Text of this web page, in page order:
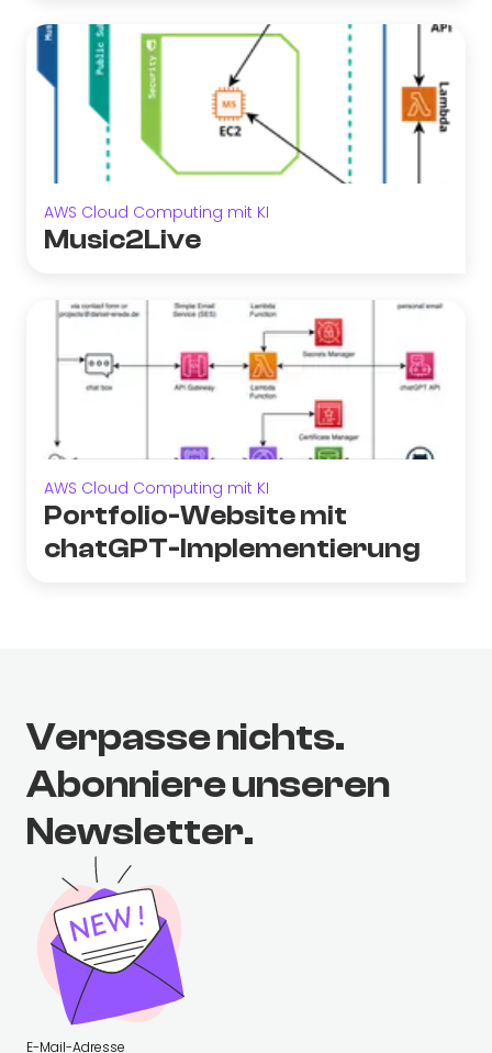
AWS Cloud Computing mit KI
Music2Live
AWS Cloud Computing mit KI
Portfolio-Website mit
chatGPT-Implementierung
Verpasse nichts.
Abonniere unseren
Newsletter.
E-Mail-Adresse